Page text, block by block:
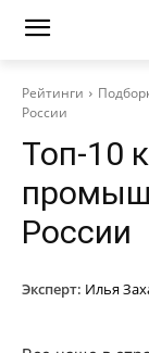
Рейтинги
России
Топ-10
России
Эксперт: Илья